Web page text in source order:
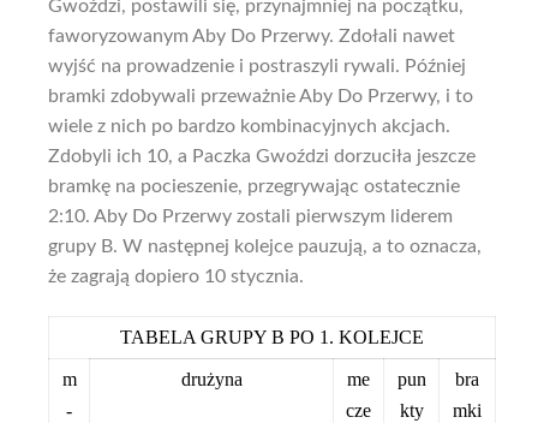
Gwoździ, postawili się, przynajmniej na początku,
faworyzowanym Aby Do Przerwy. Zdołali nawet
wyjść na prowadzenie i postraszyli rywali. Później
bramki zdobywali przeważnie Aby Do Przerwy, i to
wiele z nich po bardzo kombinacyjnych akcjach.
Zdobyli ich 10, a Paczka Gwoździ dorzuciła jeszcze
bramkę na pocieszenie, przegrywając ostatecznie
2:10. Aby Do Przerwy zostali pierwszym liderem
grupy B. W następnej kolejce pauzują, a to oznacza,
że zagrają dopiero 10 stycznia.
TABELA GRUPY B PO 1. KOLEJCE
m
-
drużyna
me
cze
pun
kty
bra
mki